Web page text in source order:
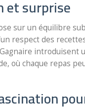
et surprise
sur un équilibre
respect des
introduisent
où chaque repas